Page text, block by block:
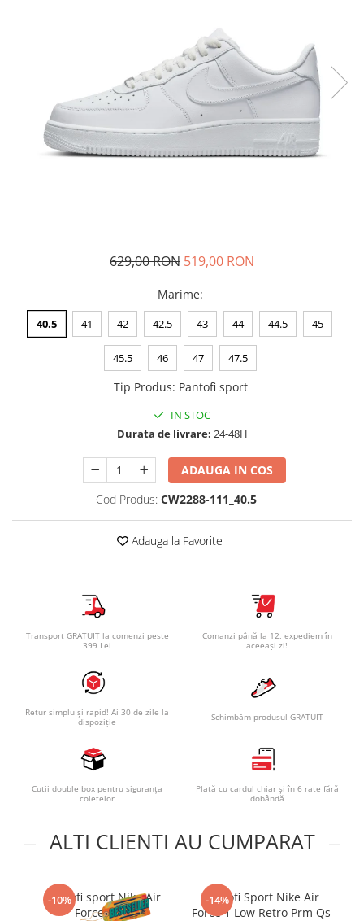
Pantaloni scurti Copii
Accesorii
Ingrijire incaltaminte
629,00 RON 519,00 RON
Marime:
40.5 41 42 42.5 43 44 44.5 45
45.5 46 47 47.5
Tip Produs: Pantofi sport
IN STOC
Durata de livrare: 24-48H
ADAUGA IN COS
Cod Produs: CW2288-111_40.5
Adauga la Favorite
Transport GRATUIT la comenzi peste
399 Lei
Comanzi până la 12, expediem în
aceeași zi!
Retur simplu și rapid! Ai 30 de zile la
dispoziție
Schimbăm produsul GRATUIT
Cutii double box pentru siguranța
coletelor
Plată cu cardul chiar și în 6 rate fără
dobândă
ALTI CLIENTI AU CUMPARAT
-10%
Pantofi sport Nike Air
Force 1 '07
-14%
Pantofi Sport Nike Air
Force 1 Low Retro Prm Qs